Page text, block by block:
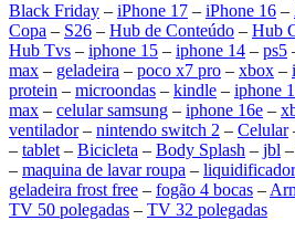
Black Friday – iPhone 17 – iPhone 16 –
Copa – S26 – Hub de Conteúdo – Hub
Hub Tvs – iphone 15 – iphone 14 – ps5
max – geladeira – poco x7 pro – xbox –
protein – microondas – kindle – iphone
max – celular samsung – iphone 16e –
ventilador– nintendo switch 2 – Celular
– tablet– Bicicleta – Body Splash – jbl –
– maquina de lavar roupa – liquidificador
geladeira frost free – fogão 4 bocas –
TV 50 polegadas – TV 32 polegadas